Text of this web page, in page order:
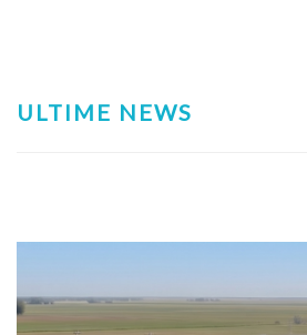
ULTIME NEWS